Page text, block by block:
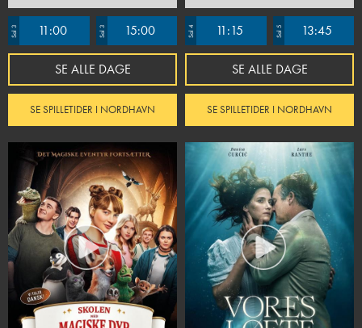
Sal 3 11:00 Sal 3 15:00
SE ALLE DAGE
SE SPILLETIDER I NORDHAVN
Sal 4 11:15 Sal 5 13:45
SE ALLE DAGE
SE SPILLETIDER I NORDHAVN